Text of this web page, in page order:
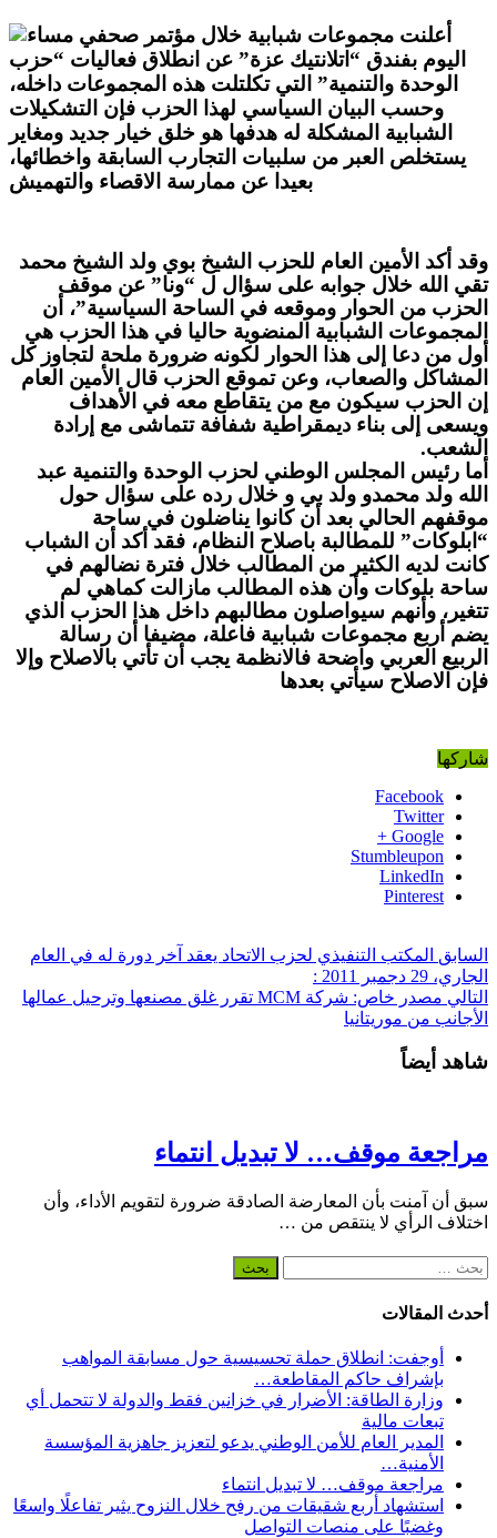
أعلنت مجموعات شبابية خلال مؤتمر صحفي مساء
اليوم بفندق “اتلانتيك عزة” عن انطلاق فعاليات “حزب
الوحدة والتنمية” التي تكلتلت هذه المجموعات داخله،
وحسب البيان السياسي لهذا
الحزب فإن التشكيلات
الشبابية المشكلة له هدفها هو خلق خيار جديد ومغاير
يستخلص العبر من سلبيات التجارب السابقة واخطائها،
بعيدا عن ممارسة الاقصاء والتهميش
وقد أكد الأمين العام للحزب الشيخ بوي ولد الشيخ محمد
تقي الله خلال جوابه على سؤال ل “ونا” عن موقف
الحزب من الحوار وموقعه في الساحة السياسية”، أن
المجموعات الشبابية المنضوية حاليا في هذا الحزب هي
أول من دعا إلى هذا الحوار لكونه ضرورة ملحة لتجاوز كل
المشاكل والصعاب، وعن تموقع الحزب قال الأمين العام
إن الحزب سيكون مع من يتقاطع معه في الأهداف
ويسعى إلى بناء ديمقراطية شفافة تتماشى مع إرادة
الشعب.
أما رئيس المجلس الوطني لحزب الوحدة والتنمية عبد
الله ولد محمدو ولد بي و خلال رده على سؤال حول
موقفهم الحالي بعد أن كانوا يناضلون في ساحة
“ابلوكات” للمطالبة باصلاح النظام، فقد أكد أن الشباب
كانت لديه الكثير من المطالب خلال فترة نضالهم في
ساحة بلوكات وأن هذه المطالب مازالت كماهي لم
تتغير، وأنهم سيواصلون مطالبهم داخل هذا الحزب الذي
يضم أربع مجموعات شبابية فاعلة، مضيفا أن رسالة
الربيع العربي واضحة فالانظمة يجب أن تأتي بالاصلاح وإلا
فإن الاصلاح سيأتي بعدها
شاركها
Facebook
Twitter
Google +
Stumbleupon
LinkedIn
Pinterest
السابق المكتب التنفيذي لحزب الاتحاد يعقد آخر دورة له في العام
الجاري، 29 دجمبر 2011 :
التالي
مصدر خاص: شركة MCM تقرر غلق مصنعها وترحيل عمالها
الأجانب من موريتانيا
شاهد أيضاً
مراجعة موقف… لا تبديل انتماء
سبق أن آمنت بأن المعارضة الصادقة ضرورة لتقويم الأداء، وأن
اختلاف الرأي لا ينتقص من …
البحث
أحدث المقالات
أوجفت: انطلاق حملة تحسيسية حول مسابقة المواهب
بإشراف حاكم المقاطعة…
وزارة الطاقة: الأضرار في خزانين فقط والدولة لا تتحمل أي
تبعات مالية
المدير العام للأمن الوطني يدعو لتعزيز جاهزية المؤسسة
الأمنية…
مراجعة موقف… لا تبديل انتماء
استشهاد أربع شقيقات من رفح خلال النزوح يثير تفاعلًا واسعًا
وغضبًا على منصات التواصل